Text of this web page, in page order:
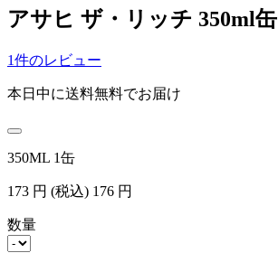
アサヒ ザ・リッチ 350ml缶
1件のレビュー
本日中に送料無料でお届け
350ML 1缶
173 円 (税込) 176 円
数量